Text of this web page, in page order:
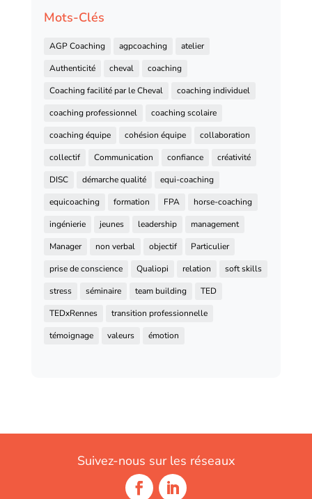
Mots-Clés
AGP Coaching agpcoaching
atelier
Authenticité
cheval
coaching
Coaching facilité par le Cheval
coaching individuel
coaching professionnel
coaching scolaire
coaching équipe
cohésion équipe
collaboration
collectif
Communication confiance
créativité
DISC
démarche qualité
equi-coaching
equicoaching
formation FPA
horse-coaching
ingénierie
jeunes leadership
management
Manager
non verbal objectif
Particulier
prise de conscience
Qualiopi relation
soft skills
stress
séminaire team building
TED
TEDxRennes
transition professionnelle
témoignage
valeurs émotion
Suivez-nous sur les réseaux